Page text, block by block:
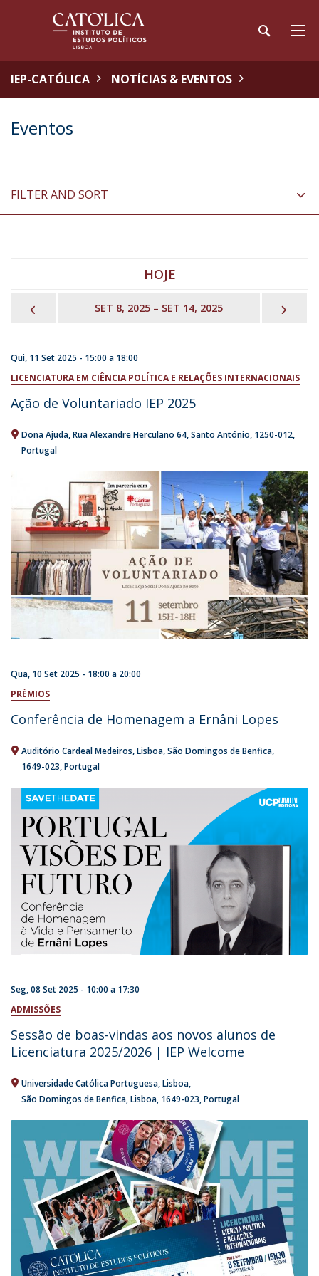
IEP-CATÓLICA NOTÍCIAS & EVENTOS
Eventos
FILTER AND SORT
HOJE
PREVIOUSSET 8, 2025 – SET 14, 2025
Qui, 11 Set 2025 - 15:00 a 18:00
LICENCIATURA EM CIÊNCIA POLÍTICA E RELAÇÕES INTERNACIONAIS
Ação de Voluntariado IEP 2025
Dona Ajuda Rua Alexandre Herculano 64 Santo António 1250-012
Portugal
Qua, 10 Set 2025 - 18:00 a 20:00
PRÉMIOS
Conferência de Homenagem a Ernâni Lopes
Auditório Cardeal Medeiros Lisboa São Domingos de Benfica
1649-023 Portugal
Seg, 08 Set 2025 - 10:00 a 17:30
ADMISSÕES
Sessão de boas-vindas aos novos alunos de
Licenciatura 2025/2026 | IEP Welcome
Universidade Católica Portuguesa Lisboa
São Domingos de Benfica, Lisboa 1649-023 Portugal